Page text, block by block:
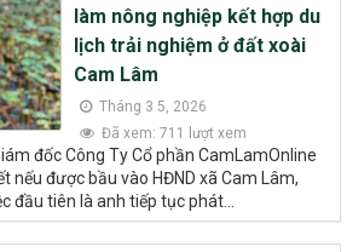
làm nông nghiệp kết hợp du
lịch trải nghiệm ở đất xoài
Cam Lâm
Tháng 3 5, 2026
Đã xem: 711 lượt xem
đốc Công Ty Cổ phần CamLamOnline
nếu được bầu vào HĐND xã Cam Lâm,
đầu tiên là anh tiếp tục phát...